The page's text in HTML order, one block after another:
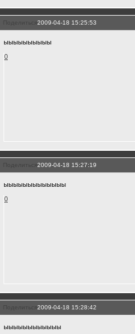
Поделиться2009-04-18 15:25:53
ыыыыыыыыыы
0
Поделиться2009-04-18 15:27:19
ыыыыыыыыыыыыы
0
Поделиться2009-04-18 15:28:42
ыыыыыыыыыыыы